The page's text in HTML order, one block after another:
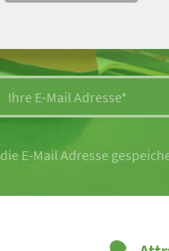
E-Mail Adresse